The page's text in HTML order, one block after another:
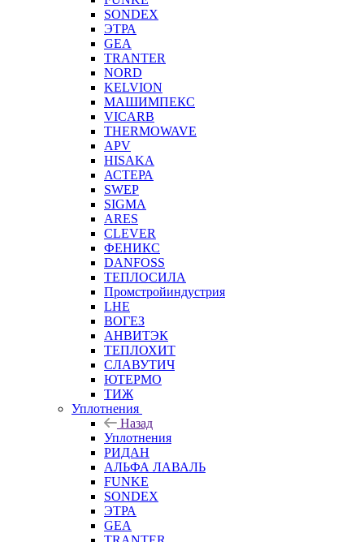
SONDEX
ЭТРА
GEA
TRANTER
NORD
KELVION
МАШИМПЕКС
VICARB
THERMOWAVE
APV
HISAKA
АСТЕРА
SWEP
SIGMA
ARES
CLEVER
ФЕНИКС
DANFOSS
ТЕПЛОСИЛА
Промстройиндустрия
LHE
ВОГЕЗ
АНВИТЭК
ТЕПЛОХИТ
СЛАВУТИЧ
ЮТЕРМО
ТИЖ
Уплотнения
Назад
Уплотнения
РИДАН
АЛЬФА ЛАВАЛЬ
FUNKE
SONDEX
ЭТРА
GEA